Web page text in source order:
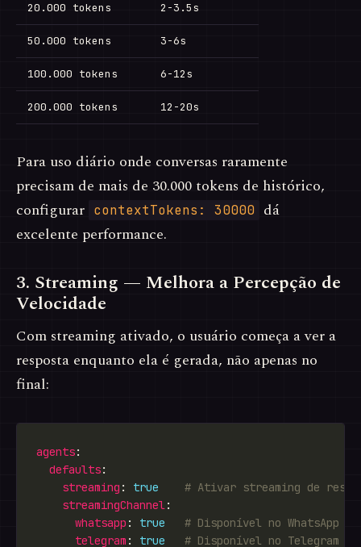
20.000 tokens 2-3.5s
50.000 tokens 3-6s
100.000 tokens 6-12s
200.000 tokens 12-20s
Para uso diário onde conversas raramente
precisam de mais de 30.000 tokens de histórico,
configurar contextTokens: 30000 dá
excelente performance.
3. Streaming — Melhora a Percepção de
Velocidade
Com streaming ativado, o usuário começa a ver a
resposta enquanto ela é gerada, não apenas no
final:
agents
defaults
streaming : true
# Ativar streaming de
streamingChannel
whatsapp : true
# Disponível no WhatsApp
telegram : true
# Disponível no Telegram